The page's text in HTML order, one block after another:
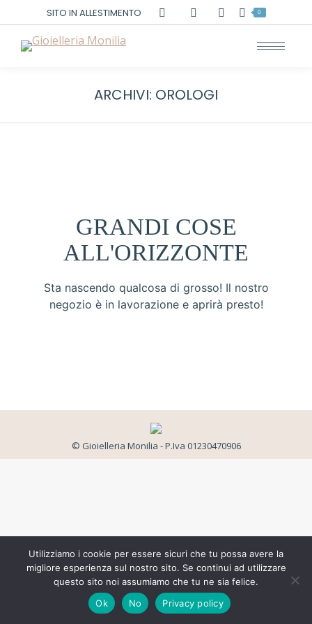
SITO IN ALLESTIMENTO Cerca: 0
ARCHIVI: OROLOGI
GRANDI COSE
ALL'ORIZZONTE
Sta nascendo qualcosa di grosso! Il nostro
negozio è in lavorazione e aprirà presto!
© Gioielleria Monilia - P.Iva 01230470906
Utilizziamo i cookie per essere sicuri che tu possa avere la
migliore esperienza sul nostro sito. Se continui ad utilizzare
questo sito noi assumiamo che tu ne sia felice.
Ok
No Privacy policy